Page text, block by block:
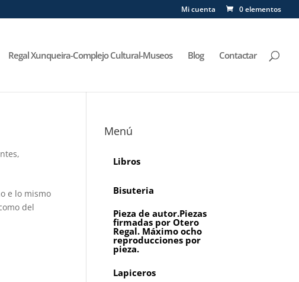
Mi cuenta 0 elementos
Regal Xunqueira-Complejo Cultural-Museos Blog Contactar
,
e lo mismo
del
Menú
Libros
Bisuteria
Pieza de autor.Piezas
firmadas por Otero
Regal. Máximo ocho
reproducciones por
pieza.
Lapiceros